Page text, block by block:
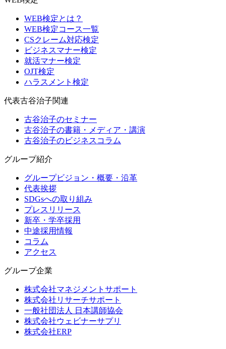
WEB検定とは？
WEB検定コース一覧
CSクレーム対応検定
ビジネスマナー検定
就活マナー検定
OJT検定
ハラスメント検定
代表古谷治子関連
古谷治子のセミナー
古谷治子の書籍・メディア・講演
古谷治子のビジネスコラム
グループ紹介
グループビジョン・概要・沿革
代表挨拶
SDGsへの取り組み
プレスリリース
新卒・学卒採用
中途採用情報
コラム
アクセス
グループ企業
株式会社マネジメントサポート
株式会社リサーチサポート
一般社団法人 日本講師協会
株式会社ウェビナーサプリ
株式会社ERP